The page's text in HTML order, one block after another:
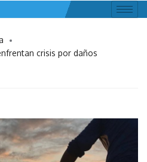
crisis por daños